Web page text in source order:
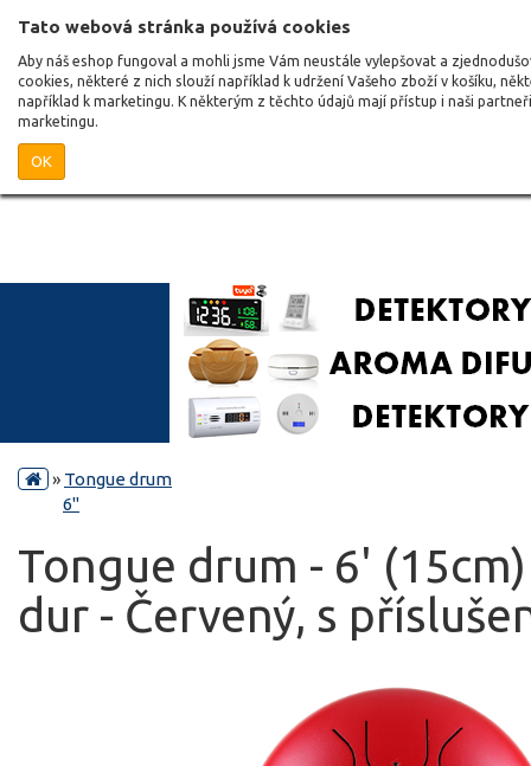
Tato webová stránka používá cookies
Aby náš eshop fungoval a mohli jsme Vám neustále vylepšovat a
cookies, některé z nich slouží například k udržení Vašeho zboží v košíku,
například k marketingu. K některým z těchto údajů mají přístup i naši
marketingu.
OK
» Tongue drum
6"
Tongue drum - 6'
dur - Červený, s